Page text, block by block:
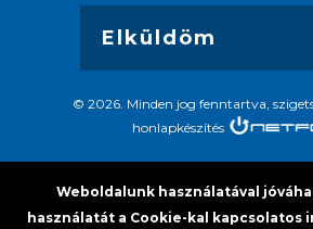
© 2026. Minden jog fenntartva,
honlapkészítés
Weboldalunk használatával
használatát a Cookie-kal kapcsolatos